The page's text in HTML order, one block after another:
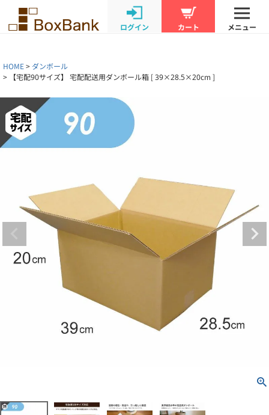
ログイン カート メニュー
HOME
ダンボール
【宅配90サイズ】 宅配配送用ダンボール箱 [ 39×28.5×20cm ]